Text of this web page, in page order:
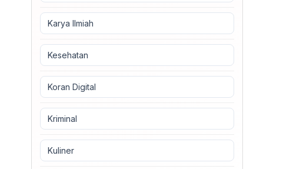
Karya Ilmiah
Kesehatan
Koran Digital
Kriminal
Kuliner